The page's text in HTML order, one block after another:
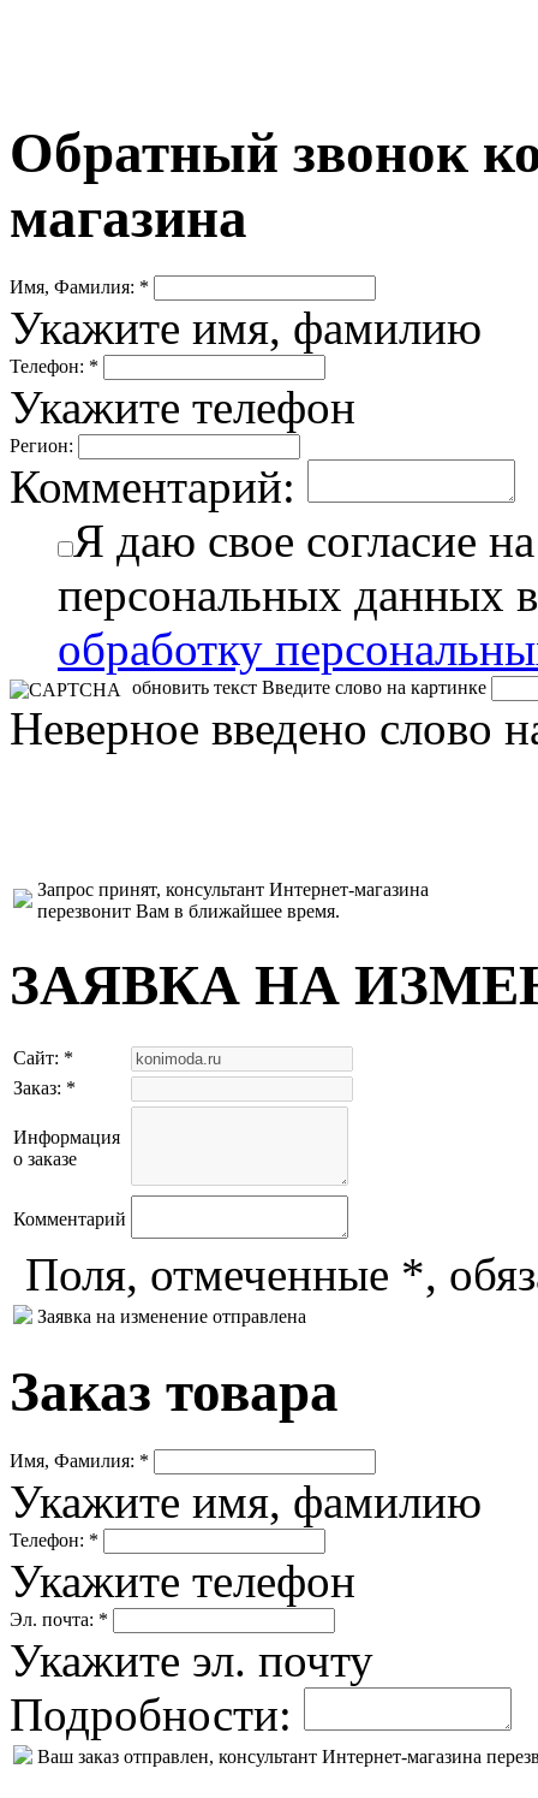
Обратный звонок
магазина
Имя, Фамилия: *
Укажите имя, фамилию
Телефон: *
Укажите телефон
Регион:
Комментарий:
Я даю свое согласие
персональных данных
обработку
обновить текст Введите слово на картинке
Неверное введено слово
Запрос принят, консультант Интернет-магазина
перезвонит Вам в ближайшее время.
ЗАЯВКА НА
Сайт: *
Заказ: *
Информация
о заказе
Комментарий
Поля, отмеченные *,
Заявка на изменение отправлена
Заказ товара
Имя, Фамилия: *
Укажите имя, фамилию
Телефон: *
Укажите телефон
Эл. почта: *
Укажите эл. почту
Подробности:
Ваш заказ отправлен, консультант Интернет-магазина